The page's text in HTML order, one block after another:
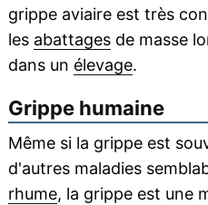
grippe aviaire est très
les abattagesde masse
dans un élevage.
Grippe humaine
Même si la grippe est
d'autres maladies
rhume, la grippe est une